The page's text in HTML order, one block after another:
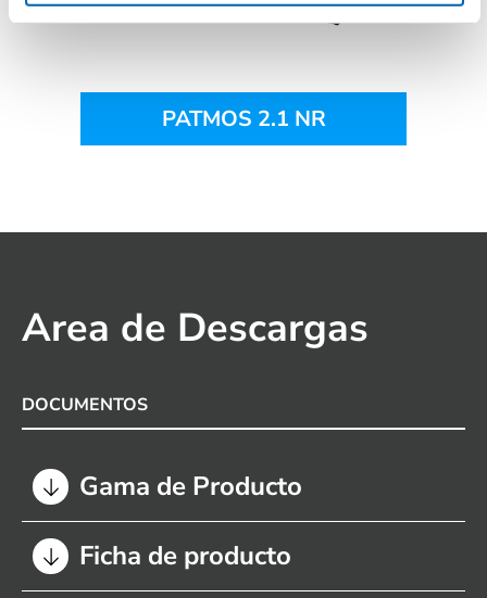
PATMOS 2.1 NR
Area de Descargas
DOCUMENTOS
Gama de Producto
Ficha de producto